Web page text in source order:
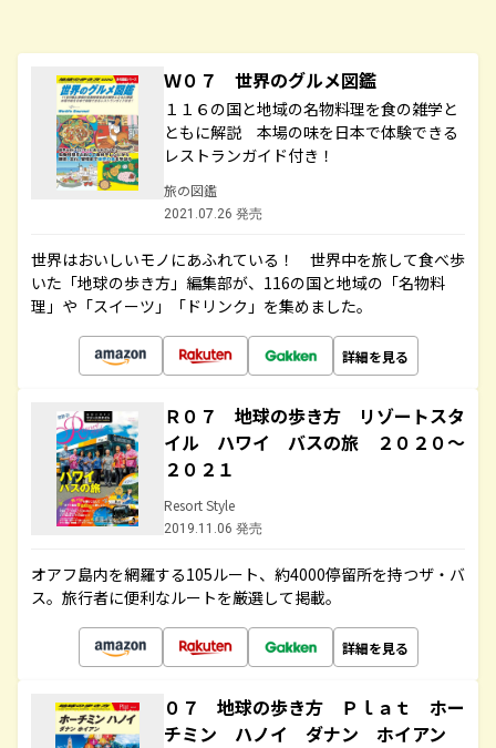
Ｗ０７ 世界のグルメ図鑑
１１６の国と地域の名物料理を食の雑学と
ともに解説 本場の味を日本で体験できる
レストランガイド付き！
旅の図鑑
2021.07.26 発売
世界はおいしいモノにあふれている！ 世界中を旅して食べ歩
いた「地球の歩き方」編集部が、116の国と地域の「名物料
理」や「スイーツ」「ドリンク」を集めました。
詳細を見る
Ｒ０７ 地球の歩き方 リゾートスタ
イル ハワイ バスの旅 ２０２０～
２０２１
Resort Style
2019.11.06 発売
オアフ島内を網羅する105ルート、約4000停留所を持つザ・バ
ス。旅行者に便利なルートを厳選して掲載。
詳細を見る
０７ 地球の歩き方 Ｐｌａｔ ホー
チミン ハノイ ダナン ホイアン